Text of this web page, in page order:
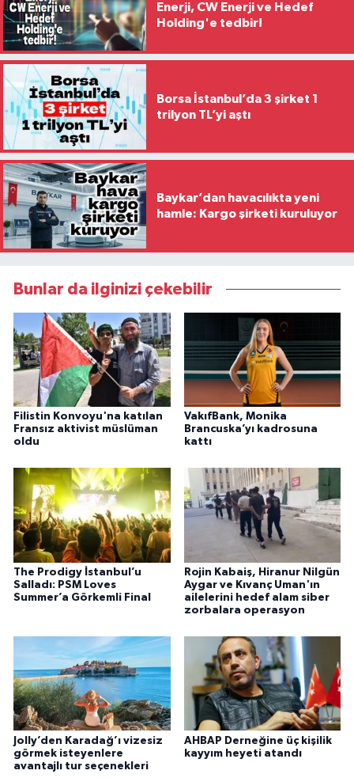
Enerji, CW Enerji ve Hedef
Holding'e tedbir!
Borsa İstanbul’da 3 şirket 1
trilyon TL’yi aştı
Baykar’dan havacılıkta yeni
hamle: Kargo şirketi kuruluyor
Bunlar da ilginizi çekebilir
Filistin Konvoyu'na katılan
Fransız aktivist müslüman
oldu
VakıfBank, Monika
Brancuska’yı kadrosuna
kattı
The Prodigy İstanbul’u
Salladı: PSM Loves
Summer’a Görkemli Final
Rojin Kabaiş, Hiranur Nilgün
Aygar ve Kıvanç Uman'ın
ailelerini hedef alam siber
zorbalara operasyon
Jolly’den Karadağ’ı vizesiz
görmek isteyenlere
avantajlı tur seçenekleri
AHBAP Derneğine üç kişilik
kayyım heyeti atandı